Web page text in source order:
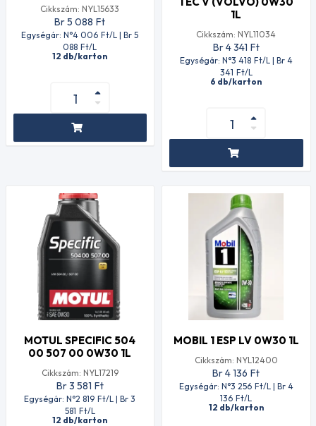
Cikkszám: NYL15633
Br 5 088 Ft
Egységár: N°4 006 Ft/L | Br 5
088 Ft/L
12 db/karton
1L
Cikkszám: NYL11034
Br 4 341 Ft
Egységár: N°3 418 Ft/L | Br 4
341 Ft/L
6 db/karton
MOTUL SPECIFIC 504
00 507 00 0W30 1L
Cikkszám: NYL17219
Br 3 581 Ft
Egységár: N°2 819 Ft/L | Br 3
581 Ft/L
12 db/karton
MOBIL 1 ESP LV 0W30 1L
Cikkszám: NYL12400
Br 4 136 Ft
Egységár: N°3 256 Ft/L | Br 4
136 Ft/L
12 db/karton